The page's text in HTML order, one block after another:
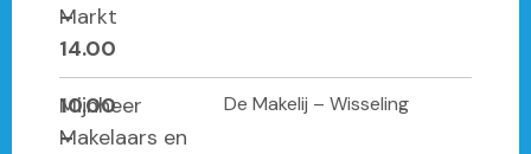
–
14.00
Markt
10.00
–
Mijnheer
Makelaars en
De Makelij – Wisseling